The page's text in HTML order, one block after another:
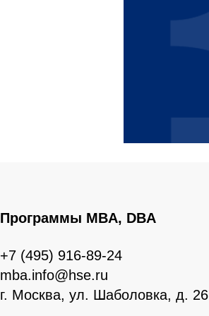
+7 (495) 916-89-24
Программы MBA, DBA
mba.info@hse.ru
г. Москва, ул. Шаболовка, д. 26